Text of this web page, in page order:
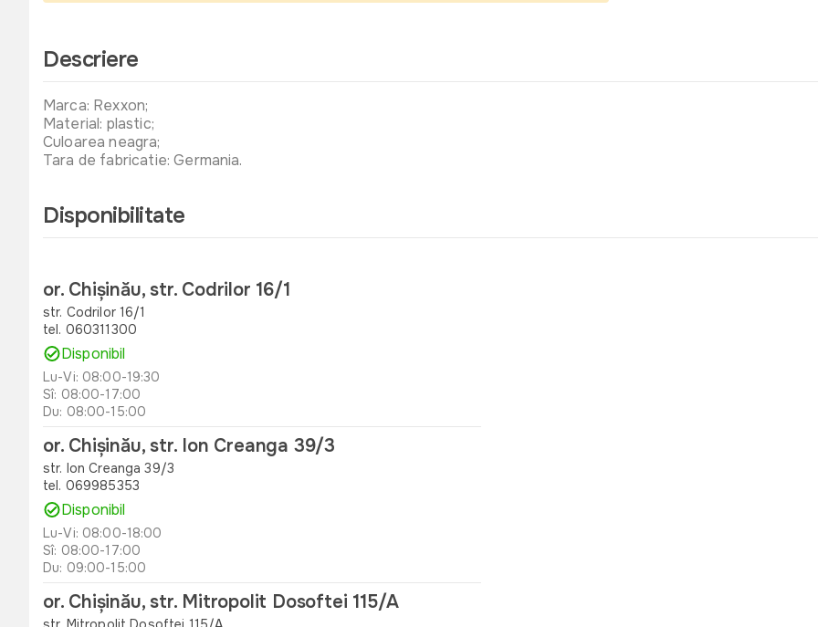
Descriere
Marca: Rexxon;
Material: plastic;
Culoarea neagra;
Tara de fabricatie: Germania.
Disponibilitate
or. Chișinău, str. Codrilor 16/1
str. Codrilor 16/1
tel. 060311300
Disponibil
Lu-Vi: 08:00-19:30
Sî: 08:00-17:00
Du: 08:00-15:00
or. Chișinău, str. Ion Creanga 39/3
str. Ion Creanga 39/3
tel. 069985353
Disponibil
Lu-Vi: 08:00-18:00
Sî: 08:00-17:00
Du: 09:00-15:00
or. Chișinău, str. Mitropolit Dosoftei 115/A